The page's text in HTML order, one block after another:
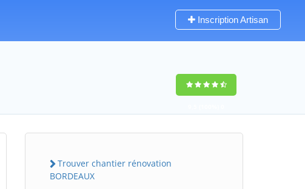
Inscription Artisan
Trouver chantier rénovation
BORDEAUX